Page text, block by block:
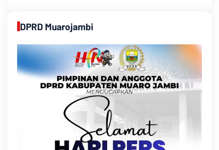
DPRD Muarojambi